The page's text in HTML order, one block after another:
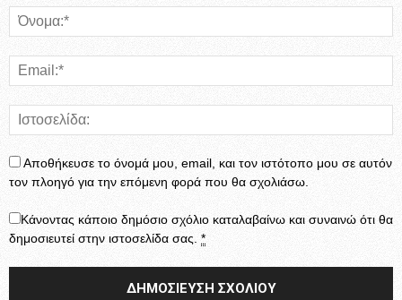
Αποθήκευσε το όνομά μου, email, και τον ιστότοπο μου σε αυτόν
τον πλοηγό για την επόμενη φορά που θα σχολιάσω.
Κάνοντας κάποιο δημόσιο σχόλιο καταλαβαίνω και συναινώ ότι θα
δημοσιευτεί στην ιστοσελίδα σας. *